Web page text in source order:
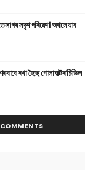
সাগৰ সদৃশ পৰিৱেশ। অথলে যাব
ৰখা হৈছে গোলাঘাটৰ চিভিল
COMMENTS